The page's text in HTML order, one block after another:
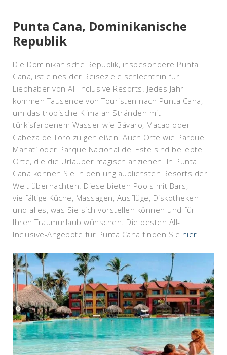
Punta Cana, Dominikanische
Republik
Die Dominikanische Republik, insbesondere Punta
Cana, ist eines der Reiseziele schlechthin für
Liebhaber von All-Inclusive Resorts. Jedes Jahr
kommen Tausende von Touristen nach Punta Cana,
um das tropische Klima an Stränden mit
türkisfarbenem Wasser wie Bávaro, Macao oder
Cabeza de Toro zu genießen. Auch Orte wie Parque
Manatí oder Parque Nacional del Este sind beliebte
Orte, die die Urlauber magisch anziehen. In Punta
Cana können Sie in den unglaublichsten Resorts der
Welt übernachten. Diese bieten Pools mit Bars,
vielfältige Küche, Massagen, Ausflüge, Diskotheken
und alles, was Sie sich vorstellen können und für
Ihren Traumurlaub wünschen. Die besten All-
Inclusive-Angebote für Punta Cana finden Sie hier.